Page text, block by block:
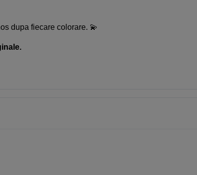
dupa fiecare colorare. 💫